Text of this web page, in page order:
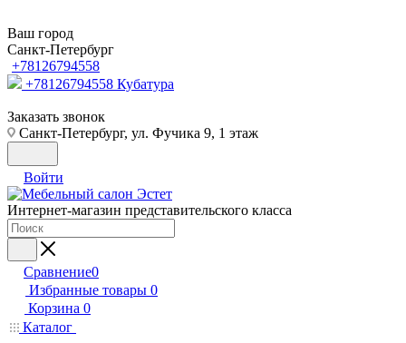
Ваш город
Санкт-Петербург
+78126794558
+78126794558 Кубатура
Заказать звонок
Санкт-Петербург, ул. Фучика 9, 1 этаж
Войти
Интернет-магазин представительского класса
Сравнение0
Избранные товары 0
Корзина 0
Каталог